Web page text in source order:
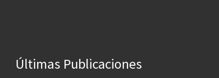
Últimas Publicaciones